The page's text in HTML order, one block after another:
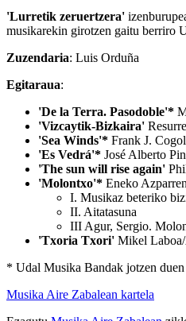
'Lurretik zeruertzera'
musikarekin girotzen gaitu berriro
Zuzendaria: Luis Orduña
Egitaraua:
'De la Terra. Pasodoble'*
'Vizcaytik-Bizkaira'
'Sea Winds'* Frank J.
'Es Vedrá'* José Alberto
'The sun will rise again'
'Molontxo'* Eneko Azparren
I. Musikaz beteriko
II. Aitatasuna
III Agur, Sergio.
'Txoria Txori' Mikel
* Udal Musika Bandak jotzen duen
Musika Aire Zabalean kartela